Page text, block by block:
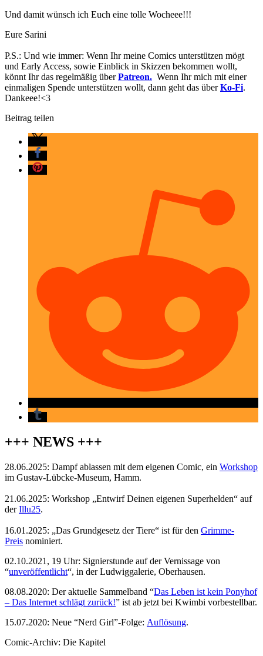
Und damit wünsch ich Euch eine tolle Wocheee!!!
Eure Sarini
P.S.: Und wie immer: Wenn Ihr meine Comics unterstützen mögt
und Early Access, sowie Einblick in Skizzen bekommen wollt,
könnt Ihr das regelmäßig überPatreon. Wenn Ihr mich mit einer
einmaligen Spende unterstützen wollt, dann geht das überKo-Fi.
Dankeee!<3
Beitrag teilen
+++ NEWS +++
28.06.2025: Dampf ablassen mit dem eigenen Comic, ein Workshop
im Gustav-Lübcke-Museum, Hamm.
21.06.2025: Workshop „Entwirf Deinen eigenen Superhelden“ auf
derIllu25.
16.01.2025: „Das Grundgesetz der Tiere“ ist für den Grimme-
Preis nominiert.
02.10.2021, 19 Uhr: Signierstunde auf der Vernissage von
“unveröffentlicht“, in der Ludwiggalerie, Oberhausen.
08.08.2020: Der aktuelle Sammelband “Das Leben ist kein Ponyhof
– Das Internet schlägt zurück!” ist ab jetzt bei Kwimbi vorbestellbar.
15.07.2020: Neue “Nerd Girl”-Folge: Auflösung.
Comic-Archiv: Die Kapitel